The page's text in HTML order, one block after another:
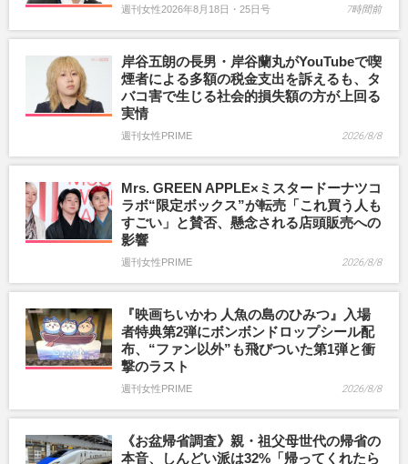
週刊女性2026年8月18日・25日号 7時間前
岸谷五朗の長男・岸谷蘭丸がYouTubeで喫
煙者による多額の税金支出を訴えるも、タ
バコ害で生じる社会的損失額の方が上回る
実情
週刊女性PRIME 2026/8/8
Mrs. GREEN APPLE×ミスタードーナツコ
ラボ“限定ボックス”が転売「これ買う人も
すごい」と賛否、懸念される店頭販売への
影響
週刊女性PRIME 2026/8/8
『映画ちいかわ 人魚の島のひみつ』入場
者特典第2弾にボンボンドロップシール配
布、“ファン以外”も飛びついた第1弾と衝
撃のラスト
週刊女性PRIME 2026/8/8
《お盆帰省調査》親・祖父母世代の帰省の
本音、しんどい派は32%「帰ってくれたら